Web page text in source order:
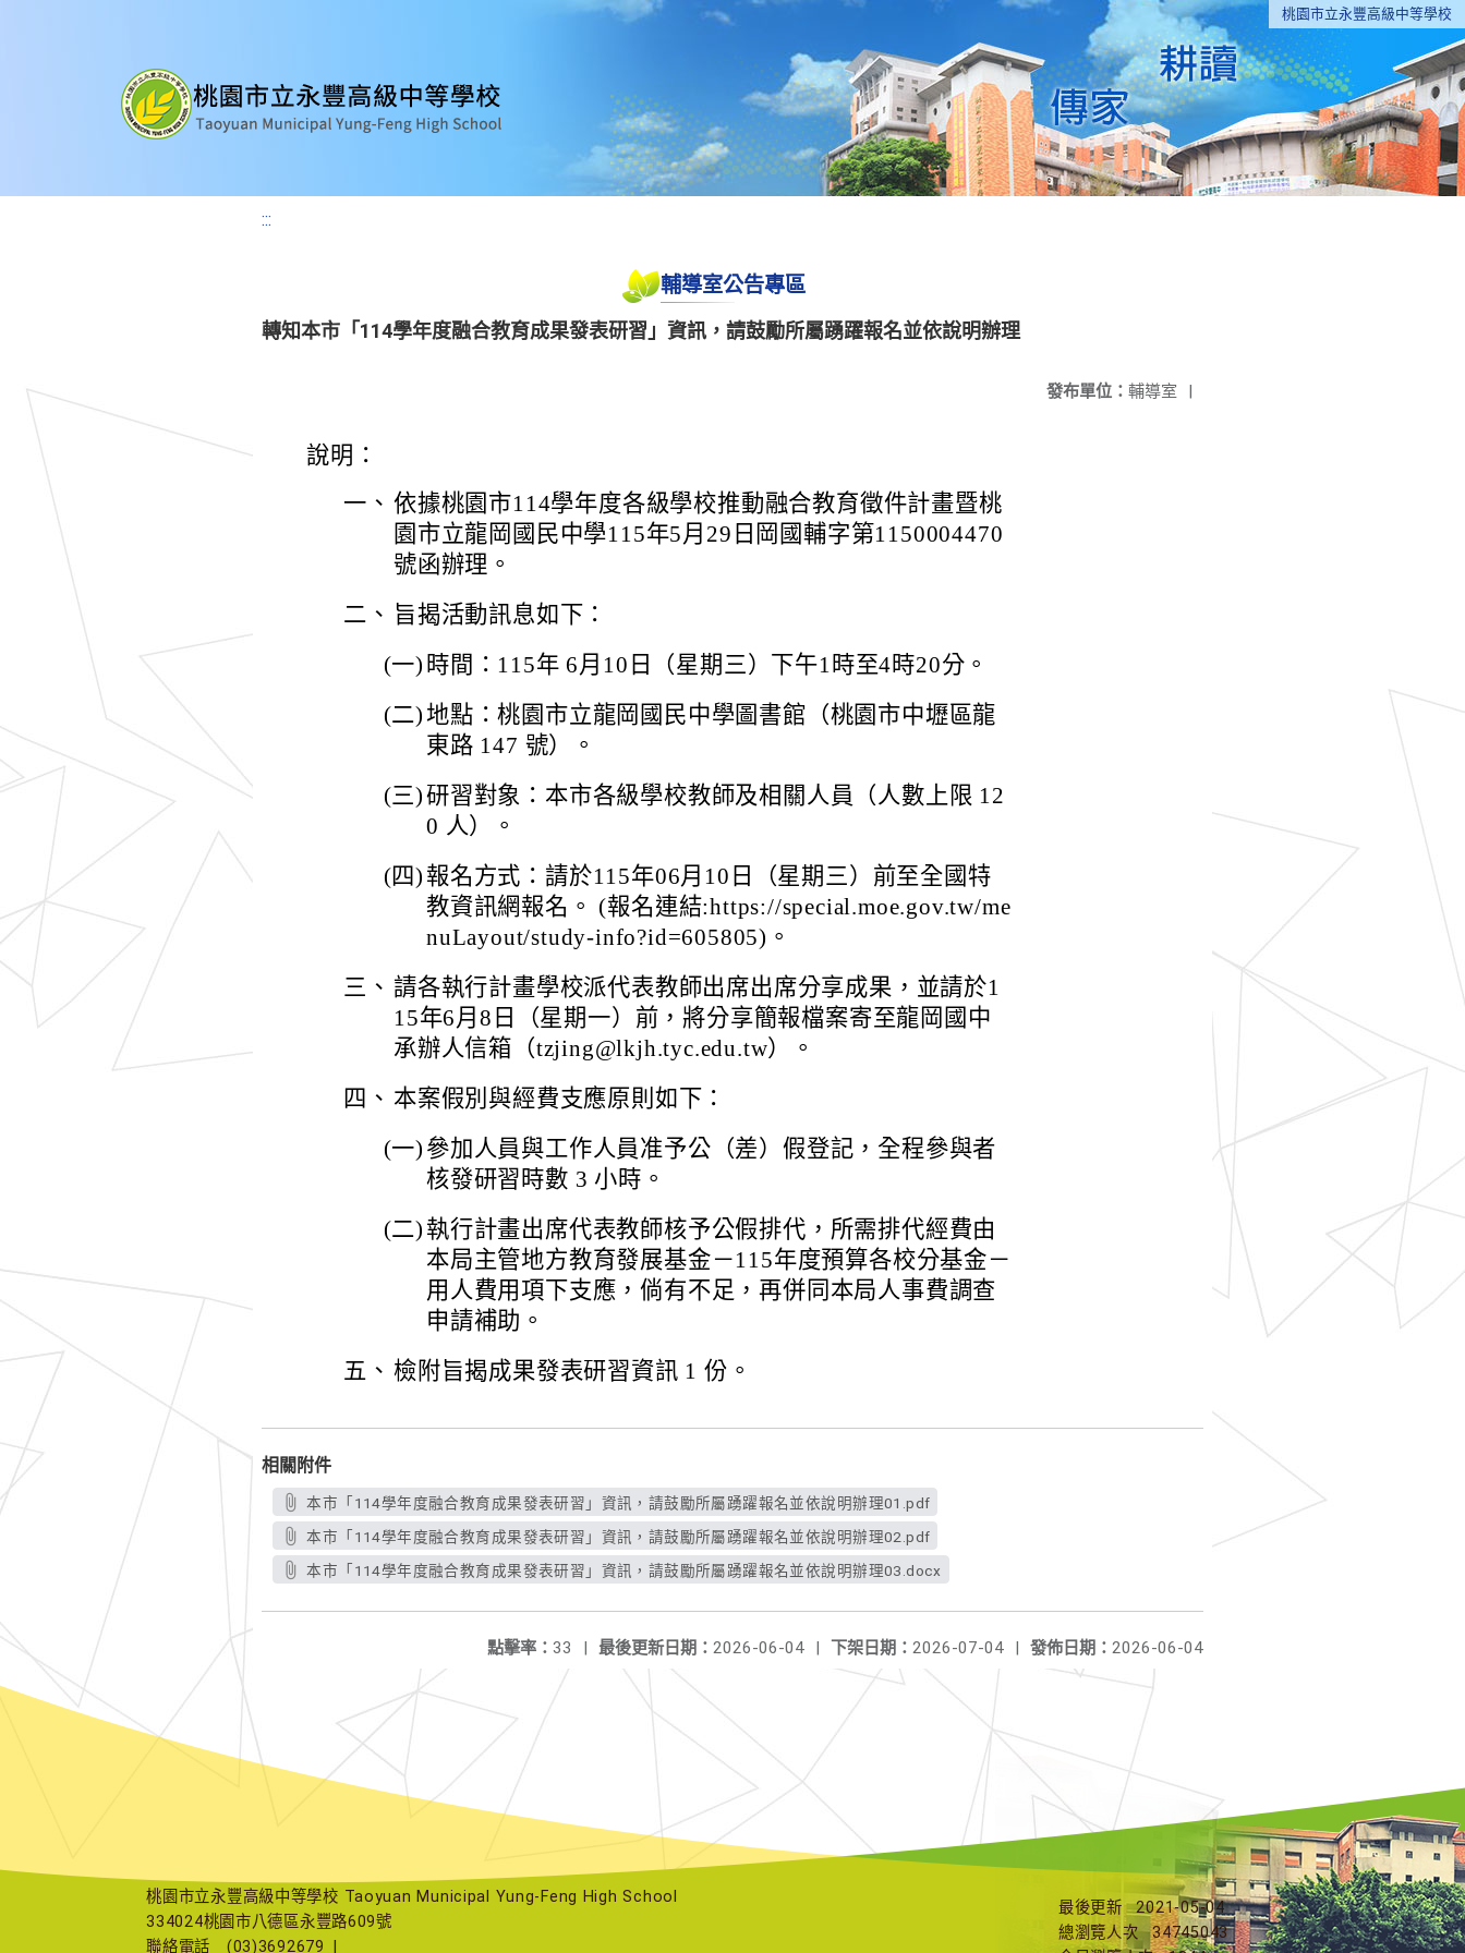
桃園市立永豐高級中等學校
:::
輔導室公告專區
轉知本市「114學年度融合教育成果發表研習」資訊，請鼓勵所屬踴躍報名並依說明辦理
發布單位： 輔導室 |
說明：
一、 依據桃園市114學年度各級學校推動融合教育徵件計畫暨桃
園市立龍岡國民中學115年5月29日岡國輔字第1150004470
號函辦理。
二、 旨揭活動訊息如下：
(一) 時間：115年 6月10日（星期三）下午1時至4時20分。
(二)地點：桃園市立龍岡國民中學圖書館（桃園市中壢區龍
東路 147 號）。
(三)研習對象：本市各級學校教師及相關人員（人數上限 12
0 人）。
(四) 報名方式：請於115年06月10日（星期三）前至全國特
教資訊網報名。 (報名連結:https://special.moe.gov.tw/me
nuLayout/study-info?id=605805)。
三、 請各執行計畫學校派代表教師出席出席分享成果，並請於1
15年6月8日（星期一）前，將分享簡報檔案寄至龍岡國中
承辦人信箱（tzjing@lkjh.tyc.edu.tw）。
四、 本案假別與經費支應原則如下：
(一) 參加人員與工作人員准予公（差）假登記，全程參與者
核發研習時數 3 小時。
(二) 執行計畫出席代表教師核予公假排代，所需排代經費由
本局主管地方教育發展基金－115年度預算各校分基金－
用人費用項下支應，倘有不足，再併同本局人事費調查
申請補助。
五、 檢附旨揭成果發表研習資訊 1 份。
相關附件
本市「114學年度融合教育成果發表研習」資訊，請鼓勵所屬踴躍報名並依說明辦理01.pdf
本市「114學年度融合教育成果發表研習」資訊，請鼓勵所屬踴躍報名並依說明辦理02.pdf
本市「114學年度融合教育成果發表研習」資訊，請鼓勵所屬踴躍報名並依說明辦理03.docx
發佈日期： 2026-06-04
下架日期： 2026-07-04 |
最後更新日期： 2026-06-04 |
點擊率： 33 |
桃園市立永豐高級中等學校 Taoyuan Municipal Yung-Feng High School
334024桃園市八德區永豐路609號
聯絡電話
(03)3692679
最後更新
2021-05-04
總瀏覽人次
34745043